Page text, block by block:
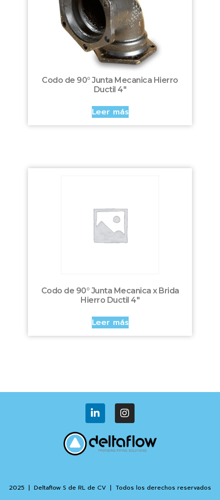
Codo de 90° Junta Mecanica Hierro
Ductil 4″
Leer más
Codo de 90° Junta Mecanica x Brida
Hierro Ductil 4″
Leer más
2025 | Deltaflow S de RL de CV | Todos los derechos reservados